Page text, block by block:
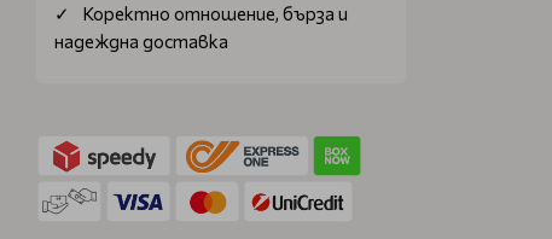
Коректно отношение, бърза и
надеждна доставка